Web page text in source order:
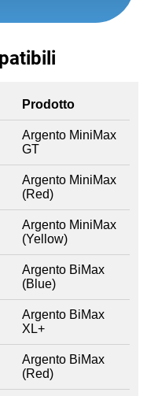
Prodotto
Argento MiniMax
GT
Argento MiniMax
(Red)
Argento MiniMax
(Yellow)
Argento BiMax
(Blue)
Argento BiMax
XL+
Argento BiMax
(Red)